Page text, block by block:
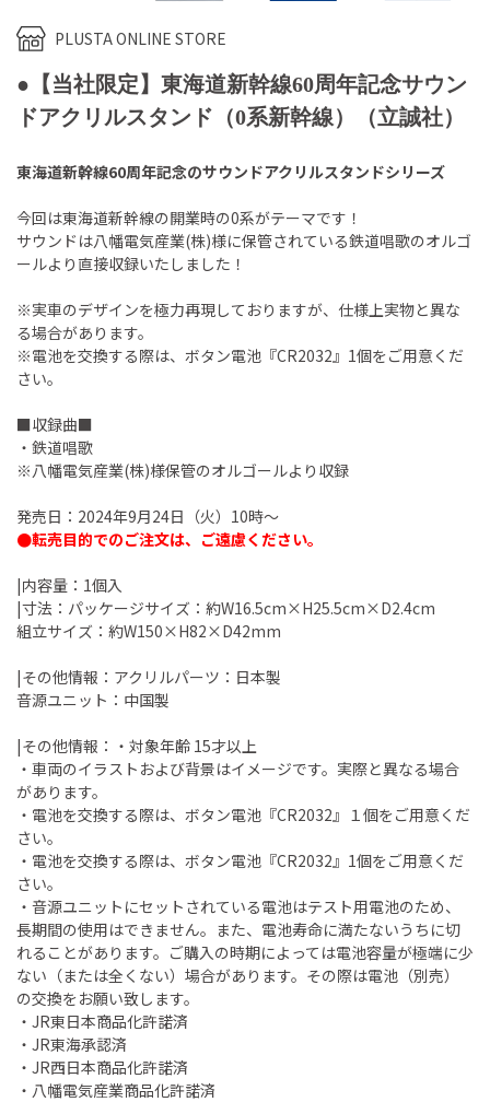
PLUSTA ONLINE STORE
●【当社限定】東海道新幹線60周年記念サウン
ドアクリルスタンド（0系新幹線）（立誠社）
東海道新幹線60周年記念のサウンドアクリルスタンドシリーズ
今回は東海道新幹線の開業時の0系がテーマです！
サウンドは八幡電気産業(株)様に保管されている鉄道唱歌のオルゴ
ールより直接収録いたしました！
※実車のデザインを極力再現しておりますが、仕様上実物と異な
る場合があります。
※電池を交換する際は、ボタン電池『CR2032』1個をご用意くだ
さい。
■収録曲■
・鉄道唱歌
※八幡電気産業(株)様保管のオルゴールより収録
発売日：2024年9月24日（火）10時～
●転売目的でのご注文は、ご遠慮ください。
|内容量：1個入
|寸法：パッケージサイズ：約W16.5cm×H25.5cm×D2.4cm
組立サイズ：約W150×H82×D42mm
|その他情報：アクリルパーツ：日本製
音源ユニット：中国製
|その他情報：・対象年齢 15才以上
・車両のイラストおよび背景はイメージです。実際と異なる場合
があります。
・電池を交換する際は、ボタン電池『CR2032』１個をご用意くだ
さい。
・電池を交換する際は、ボタン電池『CR2032』1個をご用意くだ
さい。
・音源ユニットにセットされている電池はテスト用電池のため、
長期間の使用はできません。また、電池寿命に満たないうちに切
れることがあります。ご購入の時期によっては電池容量が極端に少
ない（または全くない）場合があります。その際は電池（別売）
の交換をお願い致します。
・JR東日本商品化許諾済
・JR東海承認済
・JR西日本商品化許諾済
・八幡電気産業商品化許諾済